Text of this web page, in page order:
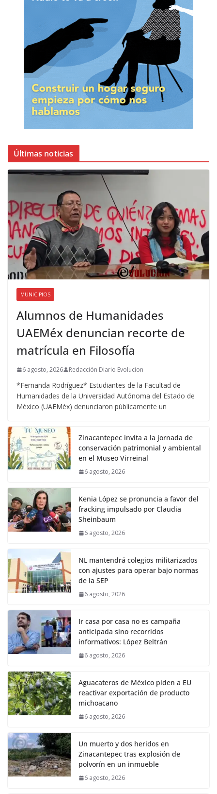
Últimas noticias
MUNICIPIOS
Alumnos de Humanidades
UAEMéx denuncian recorte de
matrícula en Filosofía
6 agosto, 2026 Redacción Diario Evolucion
*Fernanda Rodríguez* Estudiantes de la Facultad de
Humanidades de la Universidad Autónoma del Estado de
México (UAEMéx) denunciaron públicamente un
Zinacantepec invita a la jornada de
conservación patrimonial y ambiental
en el Museo Virreinal
6 agosto, 2026
Kenia López se pronuncia a favor del
fracking impulsado por Claudia
Sheinbaum
6 agosto, 2026
NL mantendrá colegios militarizados
con ajustes para operar bajo normas
de la SEP
6 agosto, 2026
Ir casa por casa no es campaña
anticipada sino recorridos
informativos: López Beltrán
6 agosto, 2026
Aguacateros de México piden a EU
reactivar exportación de producto
michoacano
6 agosto, 2026
Un muerto y dos heridos en
Zinacantepec tras explosión de
polvorín en un inmueble
6 agosto, 2026